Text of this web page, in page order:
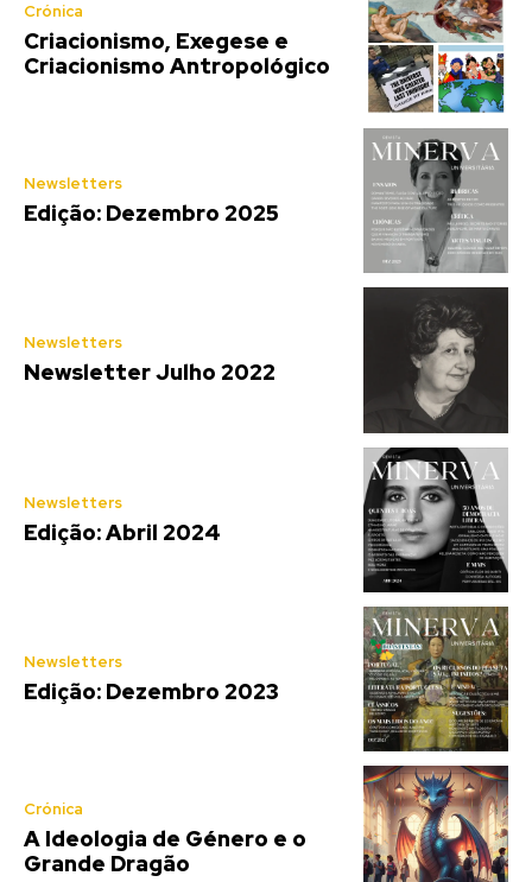
Crónica
Criacionismo, Exegese e
Criacionismo Antropológico
Newsletters
Edição: Dezembro 2025
Newsletters
Newsletter Julho 2022
Newsletters
Edição: Abril 2024
Newsletters
Edição: Dezembro 2023
Crónica
A Ideologia de Género e o
Grande Dragão